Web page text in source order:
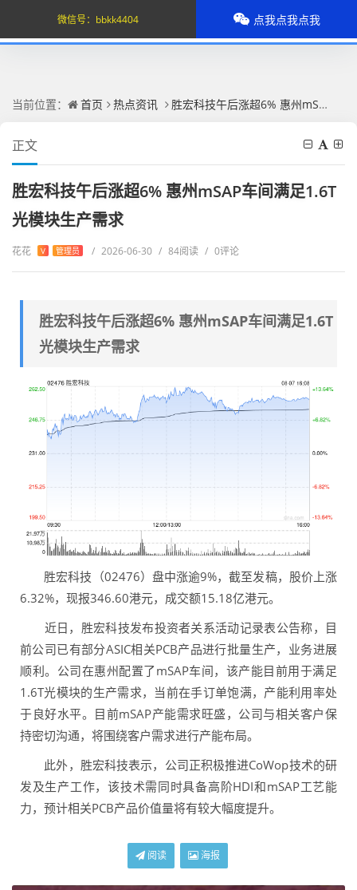
当前位置： 首页 热点资讯 胜宏科技午后涨超6% 惠州mSAP车间满足1.6T光模块生产需求
正文
胜宏科技午后涨超6% 惠州mSAP车间满足1.6T
光模块生产需求
花花 V 管理员 / 2026-06-30 / 84阅读 / 0评论
胜宏科技午后涨超6% 惠州mSAP车间满足1.6T
光模块生产需求
胜宏科技（02476）盘中涨逾9%，截至发稿，股价上涨
6.32%，现报346.60港元，成交额15.18亿港元。
近日，胜宏科技发布投资者关系活动记录表公告称，目
前公司已有部分ASIC相关PCB产品进行批量生产，业务进展
顺利。公司在惠州配置了mSAP车间，该产能目前用于满足
1.6T光模块的生产需求，当前在手订单饱满，产能利用率处
于良好水平。目前mSAP产能需求旺盛，公司与相关客户保
持密切沟通，将围绕客户需求进行产能布局。
此外，胜宏科技表示，公司正积极推进CoWop技术的研
发及生产工作，该技术需同时具备高阶HDI和mSAP工艺能
力，预计相关PCB产品价值量将有较大幅度提升。
阅读 海报
微信号： bbkk4404 点我点我点我